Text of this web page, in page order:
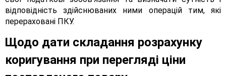
відповідність здійснюваних ними операцій тим, які
перераховані ПКУ.
Щодо дати складання розрахунку
коригування при перегляді ціни